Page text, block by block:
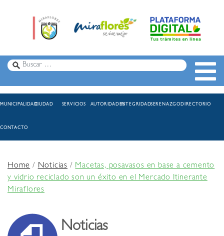
MUNICIPALIDADCIUDAD SERVICIOS AUTORIDADESINTEGRIDADSERENAZGODIRECTORIO
CONTACTO
Home/Noticias /Macetas, posavasos en base a cemento
y vidrio reciclado son un éxito en el Mercado Itinerante
Miraflores
Noticias